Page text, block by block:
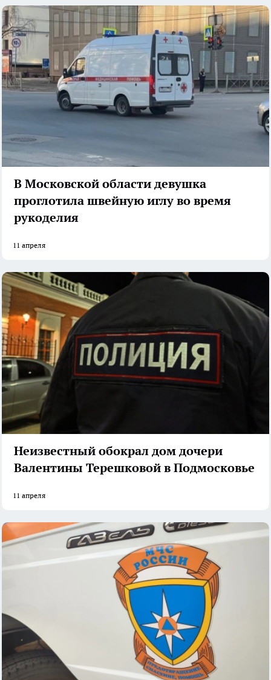
В Московской области девушка
проглотила швейную иглу во время
рукоделия
11 апреля
Неизвестный обокрал дом дочери
Валентины Терешковой в Подмосковье
11 апреля